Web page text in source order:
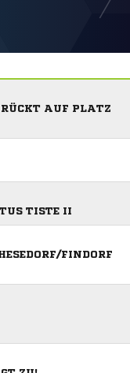
RÜCKT AUF PLATZ
TUS TISTE II
FINDORF